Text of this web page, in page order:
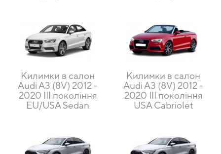
Килимки в салон
Audi A3 (8V) 2012 -
2020 III покоління
EU/USA Sedan
Килимки в салон
Audi A3 (8V) 2012 -
2020 III покоління
USA Cabriolet